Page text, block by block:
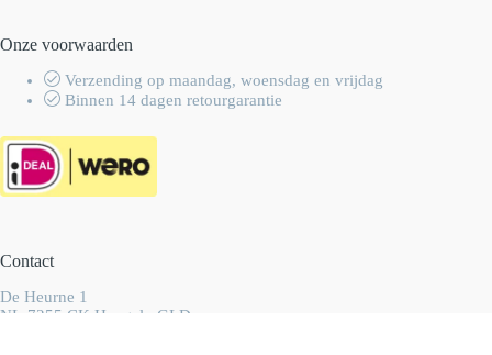
Onze voorwaarden
Verzending op maandag, woensdag en vrijdag
Binnen 14 dagen retourgarantie
Contact
De Heurne 1
NL-7255 CK Hengelo GLD